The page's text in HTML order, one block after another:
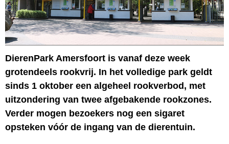
DierenPark Amersfoort is vanaf deze week
grotendeels rookvrij. In het volledige park geldt
sinds 1 oktober een algeheel rookverbod, met
uitzondering van twee afgebakende rookzones.
Verder mogen bezoekers nog een sigaret
opsteken vóór de ingang van de dierentuin.